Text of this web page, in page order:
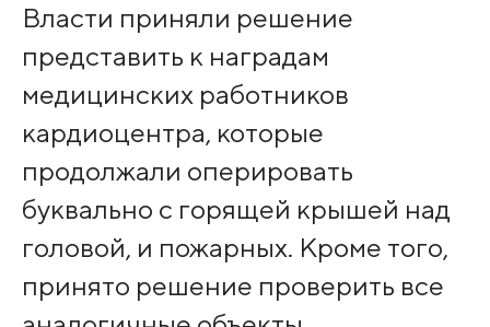
Власти приняли решение
представить к наградам
медицинских работников
кардиоцентра, которые
продолжали оперировать
буквально с горящей крышей над
головой, и пожарных. Кроме того,
принято решение проверить все